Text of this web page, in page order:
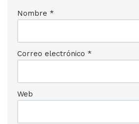
Nombre *
Correo electrónico *
Web